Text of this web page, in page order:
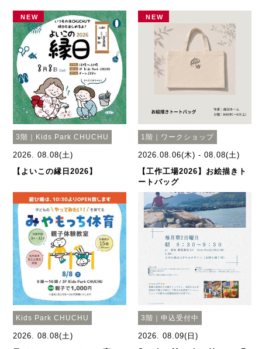
NEW
3階｜Kids Park CHUCHU
2026. 08.08(土)
【よいこの縁日2026】
NEW
1階｜ワークショップ
2026.08.06(木) - 08.08(土)
【工作工場2026】お絵描きト
ートバッグ
Kids Park CHUCHU
2026. 08.08(土)
3階｜申込受付中
2026. 08.09(日)